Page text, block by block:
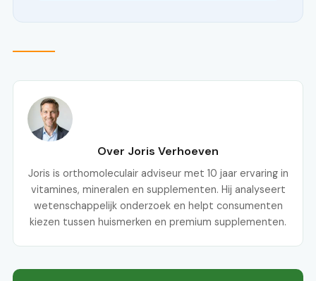
Over Joris Verhoeven
Joris is orthomoleculair adviseur met 10 jaar ervaring in
vitamines, mineralen en supplementen. Hij analyseert
wetenschappelijk onderzoek en helpt consumenten
kiezen tussen huismerken en premium supplementen.